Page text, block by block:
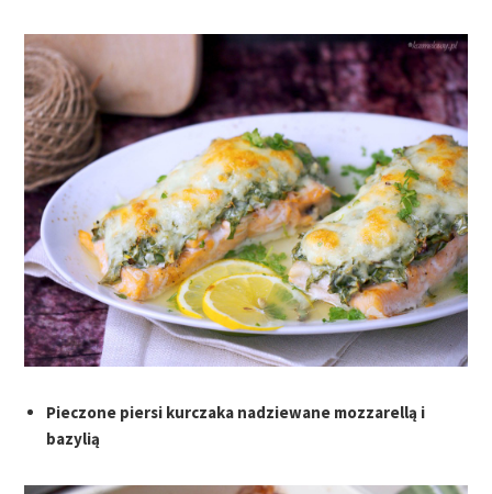
Pieczone piersi kurczaka nadziewane mozzarellą i
bazylią